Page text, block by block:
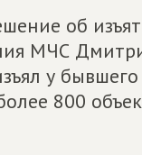
об
МЧС
у
800